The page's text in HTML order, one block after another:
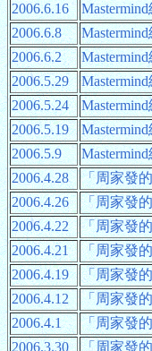
2006.6.16
2006.6.8
2006.6.2
2006.5.29
2006.5.24
2006.5.19
2006.5.9
2006.4.28
「周家發
2006.4.26
「周家發
2006.4.22
「周家發
2006.4.21
「周家發
2006.4.19
「周家發
2006.4.12
「周家發
2006.4.1
「周家發
2006.3.30
「周家發